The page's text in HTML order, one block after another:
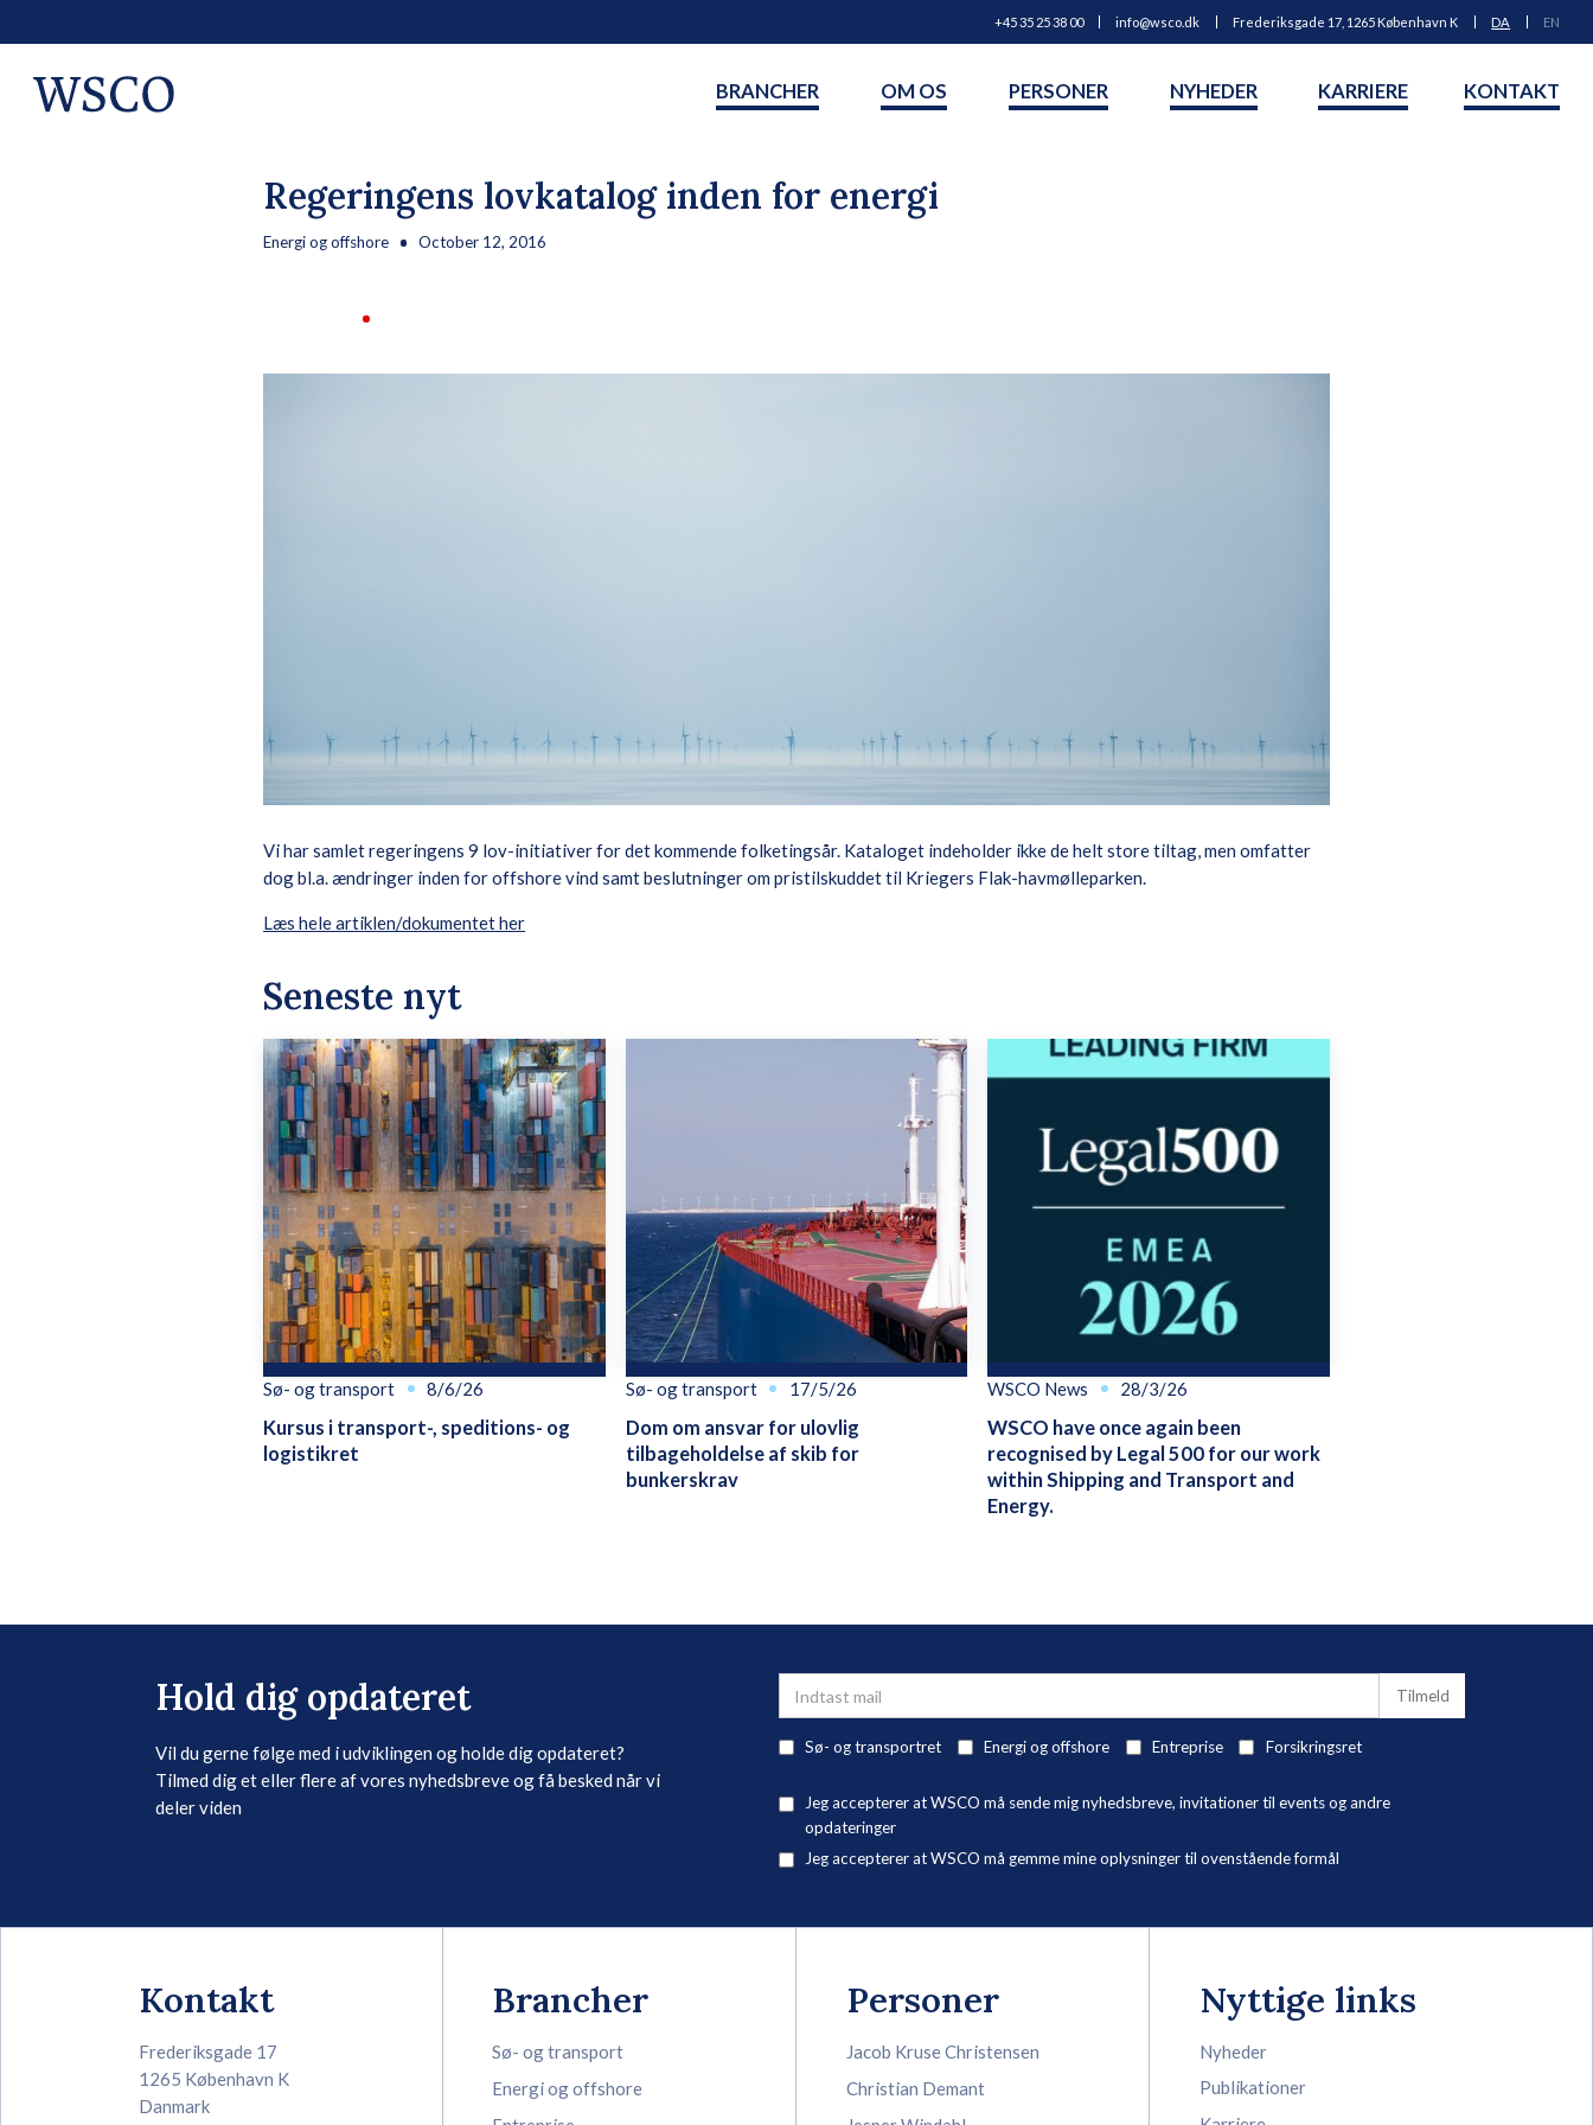
+45 35 25 38 00 info@wsco.dk Frederiksgade 17, 1265 København K DA EN
BRANCHER OM OS PERSONER NYHEDER KARRIERE KONTAKT
Regeringens lovkatalog inden for energi
Energi og offshore October 12, 2016
Vi har samlet regeringens 9 lov-initiativer for det kommende folketingsår. Kataloget indeholder ikke de helt store tiltag, men omfatter
dog bl.a. ændringer inden for offshore vind samt beslutninger om pristilskuddet til Kriegers Flak-havmølleparken.
Læs hele artiklen/dokumentet her
Seneste nyt
Sø- og transport 8/6/26
Kursus i transport-, speditions- og
logistikret
Sø- og transport 17/5/26
Dom om ansvar for ulovlig
tilbageholdelse af skib for
bunkerskrav
WSCO News 28/3/26
WSCO have once again been
recognised by Legal 500 for our work
within Shipping and Transport and
Energy.
Hold dig opdateret
Vil du gerne følge med i udviklingen og holde dig opdateret?
Tilmed dig et eller flere af vores nyhedsbreve og få besked når vi
deler viden
Sø- og transportret Energi og offshore Entreprise Forsikringsret
Jeg accepterer at WSCO må sende mig nyhedsbreve, invitationer til events og andre
opdateringer
Jeg accepterer at WSCO må gemme mine oplysninger til ovenstående formål
Kontakt
Frederiksgade 17
1265 København K
Danmark
Brancher
Sø- og transport
Energi og offshore
Personer
Jacob Kruse Christensen
Christian Demant
Nyttige links
Nyheder
Publikationer